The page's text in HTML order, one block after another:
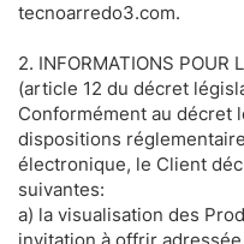
tecnoarredo3.com.
2. INFORMATIONS POUR
(article 12 du décret
Conformément au décret
dispositions
électronique, le Client
suivantes:
a) la visualisation des